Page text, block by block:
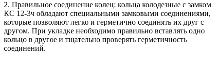
2. Правильное соединение колец: кольца колодезные с замком
КС 12-3ч обладают специальными замковыми соединениями,
которые позволяют легко и герметично соединять их друг с
другом. При укладке необходимо правильно вставлять одно
кольцо в другое и тщательно проверять герметичность
соединений.